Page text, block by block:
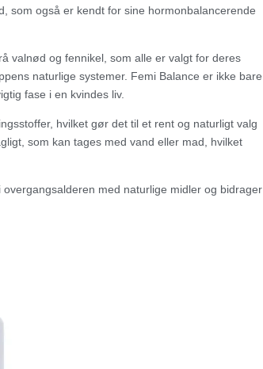
som også er kendt for sine hormonbalancerende
valnød og fennikel, som alle er valgt for deres
naturlige systemer. Femi Balance er ikke bare
fase i en kvindes liv.
hvilket gør det til et rent og naturligt valg
som kan tages med vand eller mad, hvilket
med naturlige midler og bidrager